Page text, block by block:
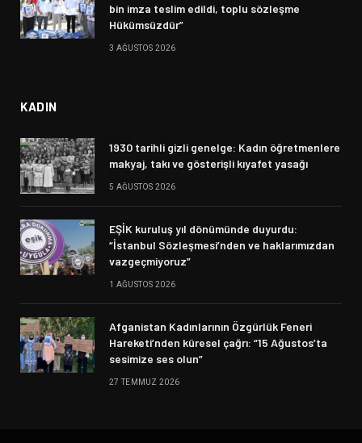
bin imza teslim edildi, toplu sözleşme
Hükümsüzdür”
3 AĞUSTOS 2026
KADIN
1930 tarihli gizli genelge: Kadın öğretmenlere
makyaj, takı ve gösterişli kıyafet yasağı
5 AĞUSTOS 2026
EŞİK kuruluş yıl dönümünde duyurdu:
“İstanbul Sözleşmesi’nden ve haklarımızdan
vazgeçmiyoruz”
1 AĞUSTOS 2026
Afganistan Kadınlarının Özgürlük Feneri
Hareketi’nden küresel çağrı: “15 Ağustos’ta
sesimize ses olun”
27 TEMMUZ 2026